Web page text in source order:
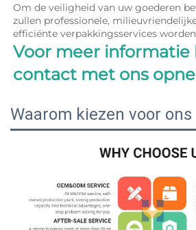
Om de veiligheid van uw goederen
zullen professionele,
Voor meer informatie
contact met ons
Waarom kiezen voor ons